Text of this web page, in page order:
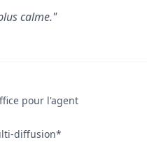
calme."
pour l'agent
diffusion*